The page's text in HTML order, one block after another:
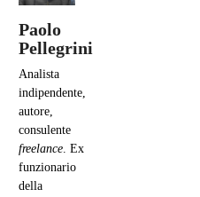
Paolo
Pellegrini
Analista
indipendente,
autore,
consulente
freelance. Ex
funzionario
della